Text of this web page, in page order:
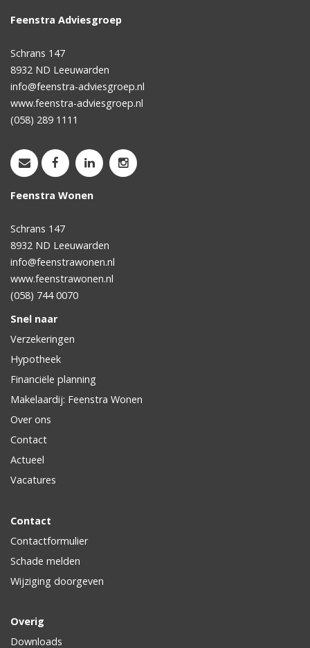
Feenstra Adviesgroep
Schrans 147
8932 ND Leeuwarden
info@feenstra-adviesgroep.nl
www.feenstra-adviesgroep.nl
(058) 289 1111
Feenstra Wonen
Schrans 147
8932 ND Leeuwarden
info@feenstrawonen.nl
www.feenstrawonen.nl
(058) 744 0070
Snel naar
Verzekeringen
Hypotheek
Financiële planning
Makelaardij: Feenstra Wonen
Over ons
Contact
Actueel
Vacatures
Contact
Contactformulier
Schade melden
Wijziging doorgeven
Overig
Downloads